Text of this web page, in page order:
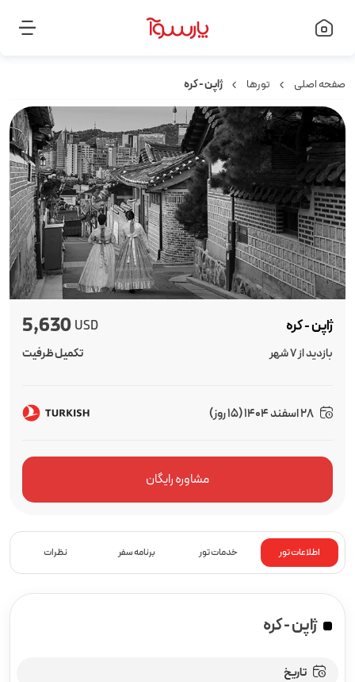
صفحه اصلی تورها ژاپن - کره
ژاپن - کره USD
5,630
بازدید از 7 شهر تکمیل ظرفیت
28 اسفند 1404 (15 روز)
مشاوره رایگان
اطلاعات تور خدمات تور برنامه سفر نظرات
ژاپن - کره
تاریخ